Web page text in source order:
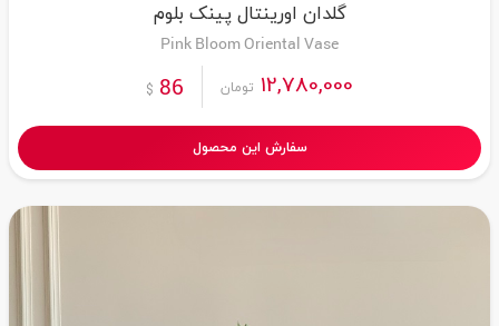
گلدان اورینتال پینک بلوم
Pink Bloom Oriental Vase
12,780,000 تومان 86
$
سفارش این محصول